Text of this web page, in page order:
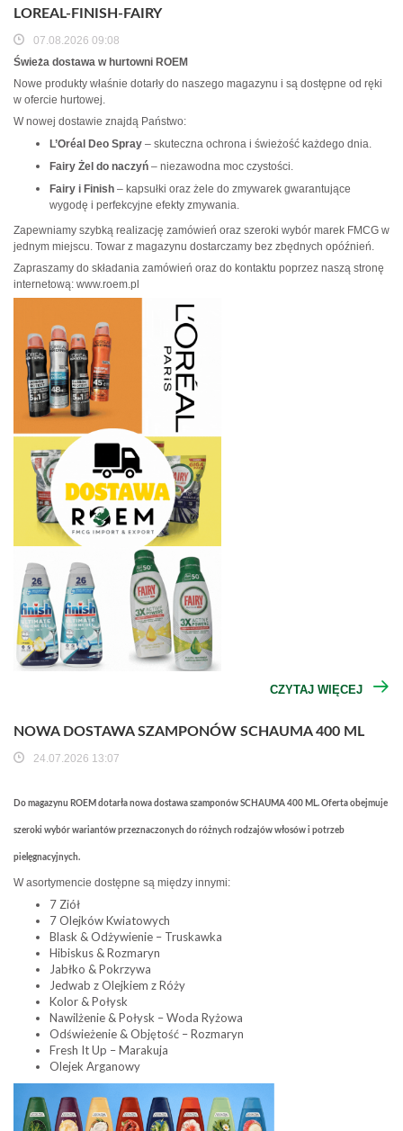
LOREAL-FINISH-FAIRY
07.08.2026 09:08
Świeża dostawa w hurtowni ROEM
Nowe produkty właśnie dotarły do naszego magazynu i są dostępne od ręki
w ofercie hurtowej.
W nowej dostawie znajdą Państwo:
L’Oréal Deo Spray – skuteczna ochrona i świeżość każdego dnia.
Fairy Żel do naczyń – niezawodna moc czystości.
Fairy i Finish – kapsułki oraz żele do zmywarek gwarantujące
wygodę i perfekcyjne efekty zmywania.
Zapewniamy szybką realizację zamówień oraz szeroki wybór marek FMCG w
jednym miejscu. Towar z magazynu dostarczamy bez zbędnych opóźnień.
Zapraszamy do składania zamówień oraz do kontaktu poprzez naszą stronę
internetową: www.roem.pl
CZYTAJ WIĘCEJ
NOWA DOSTAWA SZAMPONÓW SCHAUMA 400 ML
24.07.2026 13:07
Do magazynu ROEM dotarła nowa dostawa szamponów SCHAUMA 400 ML. Oferta obejmuje
szeroki wybór wariantów przeznaczonych do różnych rodzajów włosów i potrzeb
pielęgnacyjnych.
W asortymencie dostępne są między innymi:
7 Ziół
7 Olejków Kwiatowych
Blask & Odżywienie – Truskawka
Hibiskus & Rozmaryn
Jabłko & Pokrzywa
Jedwab z Olejkiem z Róży
Kolor & Połysk
Nawilżenie & Połysk – Woda Ryżowa
Odświeżenie & Objętość – Rozmaryn
Fresh It Up – Marakuja
Olejek Arganowy